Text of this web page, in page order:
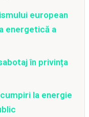
european
energetică a
în privința
la energie